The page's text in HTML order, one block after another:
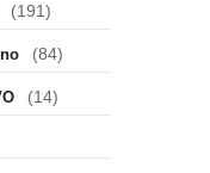
(191)
(84)
(14)